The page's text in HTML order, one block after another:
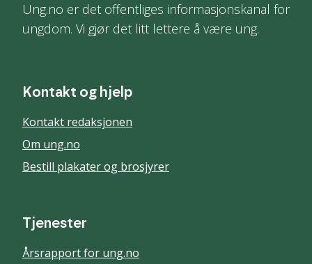
Ung.no er det offentliges informasjonskanal for
ungdom. Vi gjør det litt lettere å være ung.
Kontakt og hjelp
Kontakt redaksjonen
Om ung.no
Bestill plakater og brosjyrer
Tjenester
Årsrapport for ung.no